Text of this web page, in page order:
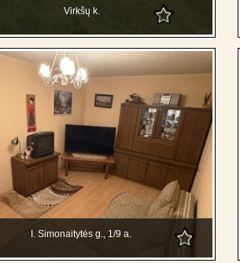
Virkšų k.
I. Simonaitytės g., 1/9 a.